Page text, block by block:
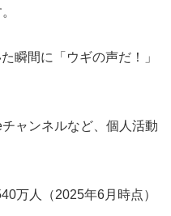
瞬間に「ウギの声だ！」
ャンネルなど、個人活動
万人（2025年6月時点）